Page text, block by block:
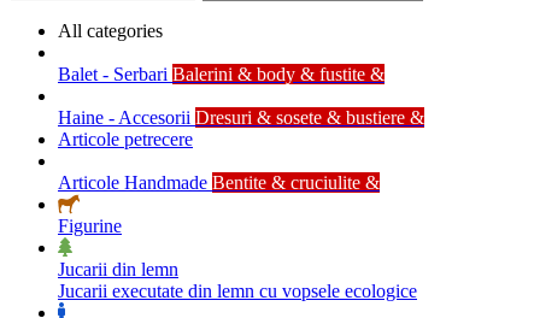
All categories
Balet - Serbari Balerini & body & fustite &
Haine - Accesorii Dresuri & sosete & bustiere &
Articole petrecere
Articole Handmade Bentite & cruciulite &
Figurine
Jucarii din lemn
Jucarii executate din lemn cu vopsele ecologice